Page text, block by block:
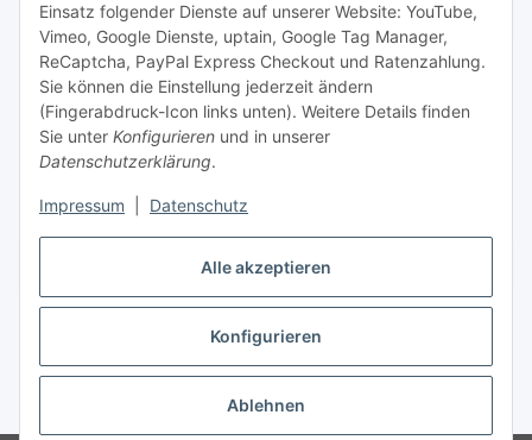
Alle akzeptieren
Konfigurieren
Ablehnen
Einsatz folgender Dienste auf unserer Website: YouTube,
Vimeo, Google Dienste, uptain, Google Tag Manager,
ReCaptcha, PayPal Express Checkout und Ratenzahlung.
Sie können die Einstellung jederzeit ändern
(Fingerabdruck-Icon links unten). Weitere Details finden
Sie unter Konfigurieren und in unserer
Datenschutzerklärung.
Impressum Datenschutz
Abonnieren
Newsletter Abonnieren
Informationen
Gesetzliche Informationen
Bestellung widerrufen
* Alle Preise inkl. gesetzlicher USt., zzgl.Versand